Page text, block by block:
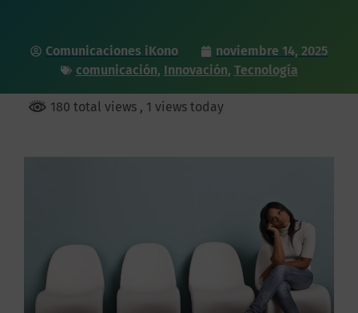
Comunicaciones iKono
noviembre 14, 2025
comunicación, Innovación, Tecnología
180 total views , 1 views today